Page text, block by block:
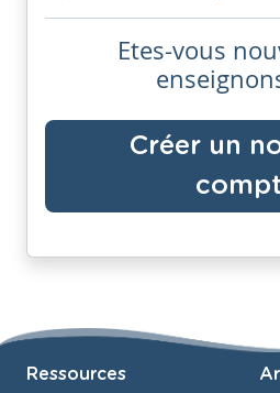
Etes-vous
Créer un
Ressources